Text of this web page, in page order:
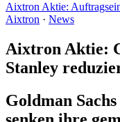
Aixtron Aktie:
Aixtron · News
Aixtron Aktie:
Stanley
Goldman